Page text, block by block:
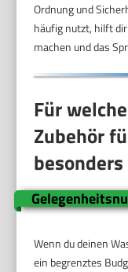
Ordnung und
häufig nutzt, hilft
machen und das
Für
Zubehör
Wenn du deinen
ein begrenztes